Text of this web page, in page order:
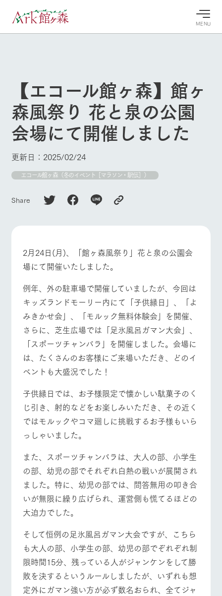
MENU
牧場へ行
営業時
間・料金
交通アク
セス
よくいた
団体のお
客様へ
ペットを
お連れの
お客様へ
わせ・資
料請求
よく見られている情報
今日の牧
場・営業
案内
本日の営業時間
や牧場の天気、
ガーデンの開花
状況などを毎日
イベン
ト/フェ
ア
ント・フェアの
情報やスケジュ
牧場の楽
しみ方
施設・体験情報
フラワー
ガーデン
自然環境の中、
季節の移り変わ
りを存分に味わ
う
動物とふ
れあう
て、学ぶ。館ヶ
森の雄大な自然
なかで動物とふ
れあう
アクティ
ビティ／
ツリーハウスや
各種体験教室な
ど、楽しみなが
ら学べる様々な
アクティビティ
レストラ
ン
牧場の生産品を
知り尽くした料
い、ビュッフェ
スタイルで提供
ショップ
／お買い
物
め、牧場産の逸
品を取り揃えた
店舗
牧場マッ
プ
周遊バス
牧場内を巡る周
遊バスのご案内
ホーム
Ark館ヶ森について
牧場に行く
私たちの取り組み
ArkFarm Wedding
お知らせ
ブログ
お問い合わせ・資料請求
生産品カタログ・資料DL
English (Google Translate)
ネットショップ
個人情報取扱いについて
牧場トップ 今日の牧場
イベント/フェア レストラン/BBQ フラワーガーデン
動物とふれあう アクティビティ/体験
牧場マップを見る 周遊バス
営業時間・料金 交通アクセス
よくあるご質問
ペットをお連れの
お客様へ お問い合わせ
【エコール館ヶ森】館ヶ
森風祭り 花と泉の公園
会場にて開催しました
更新日：2025/02/24
エコール館ヶ森（冬のイベント［マラソン・駅伝］）
Share
2月24日(月)、「館ヶ森風祭り」花と泉の公園会
場にて開催いたしました。
例年、外の駐車場で開催していましたが、今回は
キッズランドモーリー内にて「子供縁日」、「よ
みきかせ会」、「モルック無料体験会」を開催、
さらに、芝生広場では「足氷風呂ガマン大会」、
「スポーツチャンバラ」を開催しました。会場に
は、たくさんのお客様にご来場いただき、どのイ
ベントも大盛況でした！
子供縁日では、お子様限定で懐かしい駄菓子のく
じ引き、射的などをお楽しみいただき、その近く
ではモルックやコマ廻しに挑戦するお子様もいら
っしゃいました。
また、スポーツチャンバラは、大人の部、小学生
の部、幼児の部でそれぞれ白熱の戦いが展開され
ました。特に、幼児の部では、問答無用の叩き合
いが無限に繰り広げられ、運営側も慌てるほどの
大迫力でした。
そして恒例の足氷風呂ガマン大会ですが、こちら
も大人の部、小学生の部、幼児の部でぞれぞれ制
限時間15分、残っている人がジャンケンをして勝
敗を決するというルールしましたが、いずれも想
定外にガマン強い方が必ず数名おられ、全てジャ